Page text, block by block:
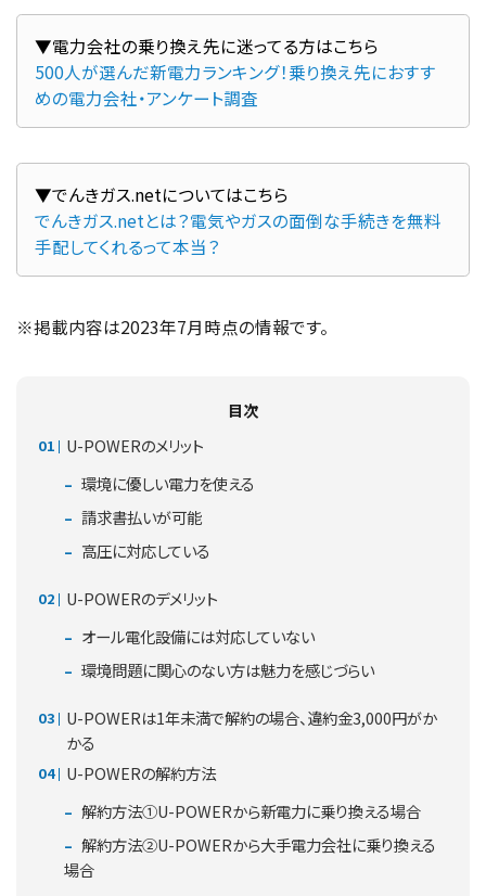
500人が選んだ新電力ランキング！乗り換え先におすす
めの電力会社・アンケート調査
でんきガス.netとは？電気やガスの面倒な手続きを無料
手配してくれるって本当？
※掲載内容は2023年7月時点の情報です。
目次
U-POWERのメリット
環境に優しい電力を使える
請求書払いが可能
高圧に対応している
U-POWERのデメリット
オール電化設備には対応していない
環境問題に関心のない方は魅力を感じづらい
U-POWERは1年未満で解約の場合、違約金3,000円がか
かる
U-POWERの解約方法
解約方法①U-POWERから新電力に乗り換える場合
解約方法②U-POWERから大手電力会社に乗り換える
場合